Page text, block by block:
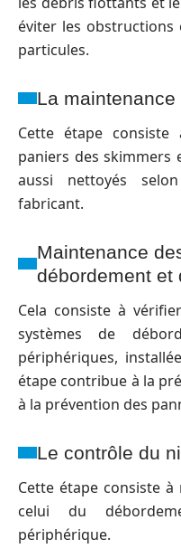
éviter les obstructions
particules.
La
Cette étape
paniers des skimmers
aussi nettoyés
fabricant.
Maintenance
débordement et
Cela consiste à
systèmes de
périphériques,
étape contribue à la
à la prévention des
Le contrôle du
Cette étape consiste à
celui du
périphérique.